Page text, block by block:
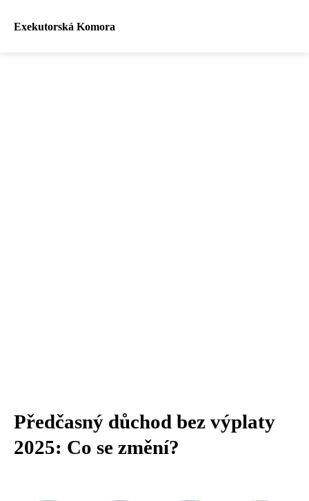
Exekutorská Komora
Předčasný důchod bez výplaty
2025: Co se změní?